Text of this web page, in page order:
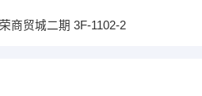
商贸城二期 3F-1102-2